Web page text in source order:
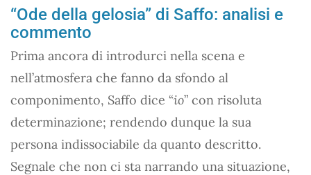
“Ode della gelosia” di Saffo: analisi e
commento
Prima ancora di introdurci nella scena e
nell’atmosfera che fanno da sfondo al
componimento, Saffo dice “io” con risoluta
determinazione; rendendo dunque la sua
persona indissociabile da quanto descritto.
Segnale che non ci sta narrando una situazione,